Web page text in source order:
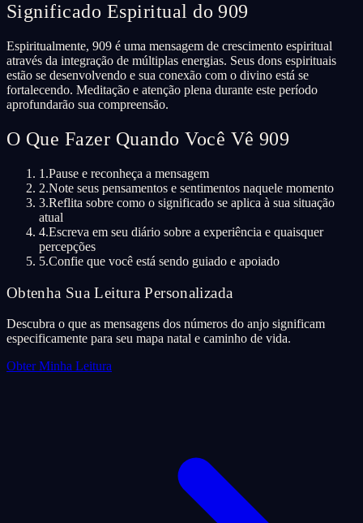
Significado Espiritual do 909
Espiritualmente, 909 é uma mensagem de crescimento espiritual
através da integração de múltiplas energias. Seus dons espirituais
estão se desenvolvendo e sua conexão com o divino está se
fortalecendo. Meditação e atenção plena durante este período
aprofundarão sua compreensão.
O Que Fazer Quando Você Vê 909
1.Pause e reconheça a mensagem
2.Note seus pensamentos e sentimentos naquele momento
3.Reflita sobre como o significado se aplica à sua situação
atual
4.Escreva em seu diário sobre a experiência e quaisquer
percepções
5.Confie que você está sendo guiado e apoiado
Obtenha Sua Leitura Personalizada
Descubra o que as mensagens dos números do anjo significam
especificamente para seu mapa natal e caminho de vida.
Obter Minha Leitura